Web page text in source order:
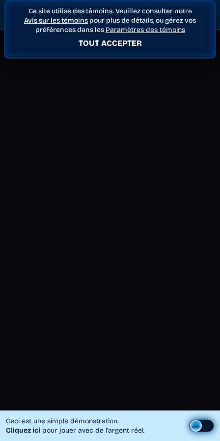
Ceci est une simple démonstration.
Cliquez ici pour jouer avec de l'argent réel.
Ce site utilise des témoins. Veuillez consulter notre
Avis sur les témoins pour plus de détails, ou gérez vos
préférences dans les Paramètres des témoins
TOUT ACCEPTER